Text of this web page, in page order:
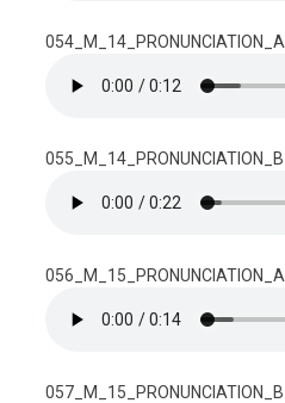
054_M_14_PRONUNCIATION_A
055_M_14_PRONUNCIATION_B
056_M_15_PRONUNCIATION_A
057_M_15_PRONUNCIATION_B